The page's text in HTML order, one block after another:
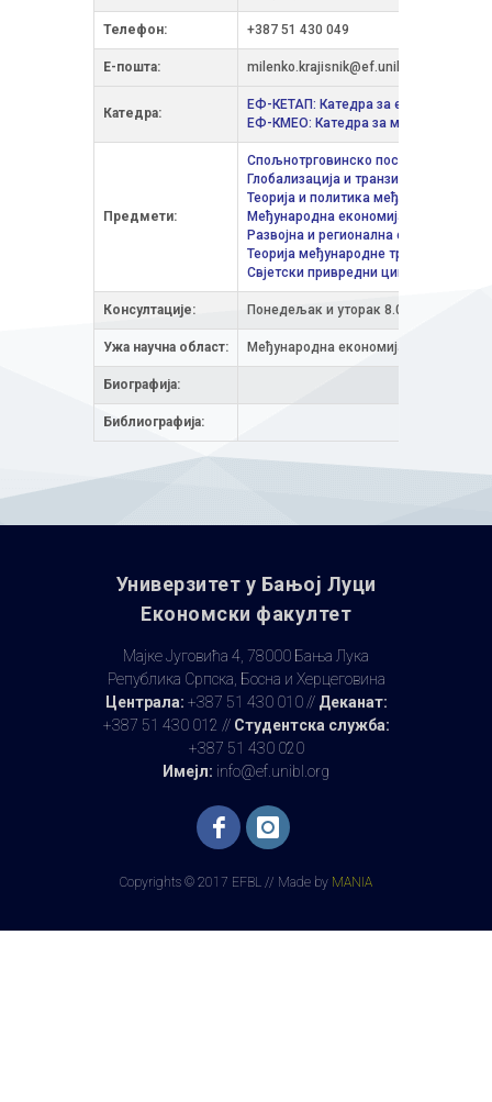
Телефон: +387 51 430 049
Е-пошта: milenko.krajisnik@ef.unibl.org
Катедра:
ЕФ-КЕТАП: Катедра за економску
ЕФ-КМЕО: Катедра за међународне
Предмети:
Спољнотрговинско пословање
Глобализација и транзициони
Теорија и политика међународне
Међународна економија
Развојна и регионална економија
Теорија међународне трговине
Свјетски привредни циклуси
Консултације: Понедељак и уторак 8.00-10.00;
Ужа научна облaст: Међународна економија
Биографија:
Библиографија:
Универзитет у Бањoj Луци
Економски факултет
Мајке Југовића 4, 78000 Бања Лука
Република Српска, Босна и Херцеговина
Централа: +387 51 430 010 // Деканат:
+387 51 430 012 // Студентска служба:
+387 51 430 020
Имејл: info@ef.unibl.org
Copyrights © 2017 EFBL // Made by MANIA